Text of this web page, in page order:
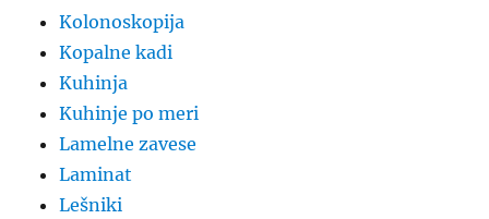
Kolonoskopija
Kopalne kadi
Kuhinja
Kuhinje po meri
Lamelne zavese
Laminat
Lešniki